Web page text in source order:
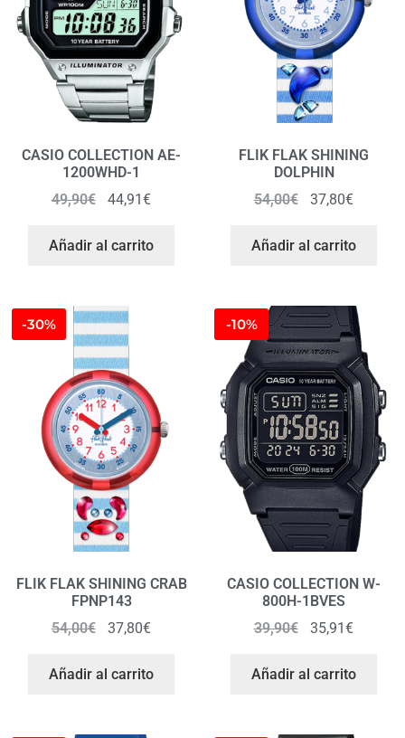
CASIO COLLECTION AE-
1200WHD-1
49,90€ 44,91€
Añadir al carrito
FLIK FLAK SHINING
DOLPHIN
54,00€ 37,80€
Añadir al carrito
-30%
FLIK FLAK SHINING CRAB
FPNP143
54,00€ 37,80€
Añadir al carrito
-10%
CASIO COLLECTION W-
800H-1BVES
39,90€ 35,91€
Añadir al carrito